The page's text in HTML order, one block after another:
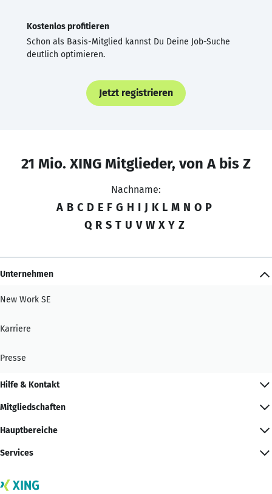
Kostenlos profitieren
Schon als Basis-Mitglied kannst Du Deine Job-Suche
deutlich optimieren.
Jetzt registrieren
21 Mio. XING Mitglieder, von A bis Z
Nachname:
A B C D E F G H I J K L M N O P
Q R S T U V W X Y Z
Unternehmen
New Work SE
Karriere
Presse
Hilfe & Kontakt
Mitgliedschaften
Hauptbereiche
Services